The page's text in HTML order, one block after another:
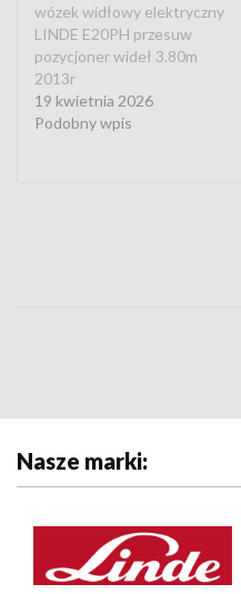
wózek widłowy elektryczny
LINDE E20PH przesuw
pozycjoner wideł 3.80m
2013r
19 kwietnia 2026
Podobny wpis
Nasze marki: